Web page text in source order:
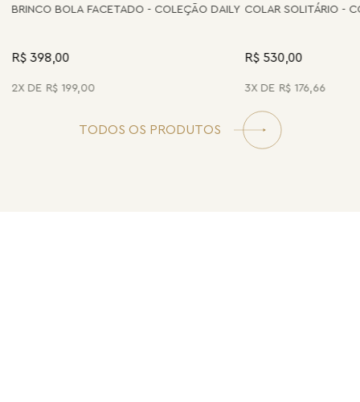
BRINCO BOLA FACETADO - COLEÇÃO DAILY
R$ 398,00
2 R$ 199,00
COLAR SOLITÁRIO -
R$ 530,00
3 R$ 176,66
TODOS OS PRODUTOS